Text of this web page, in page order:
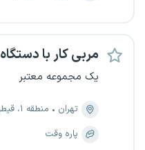
مربی کار با دستگاه
یک مجموعه معتبر
تهران
منطقه ۱، قیطریه
پاره وقت